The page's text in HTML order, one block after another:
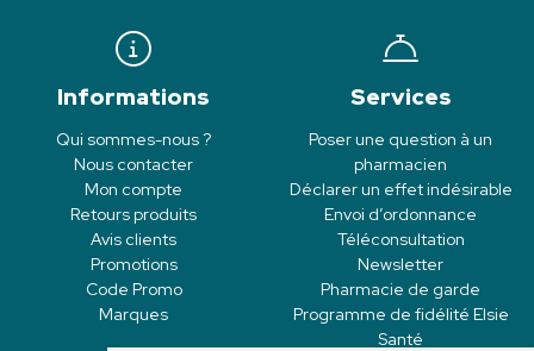
Informations
Qui sommes-nous ?
Nous contacter
Mon compte
Retours produits
Avis clients
Promotions
Code Promo
Marques
Services
Poser une question à un
pharmacien
Déclarer un effet indésirable
Envoi d’ordonnance
Téléconsultation
Newsletter
Pharmacie de garde
Programme de fidélité Elsie
Santé